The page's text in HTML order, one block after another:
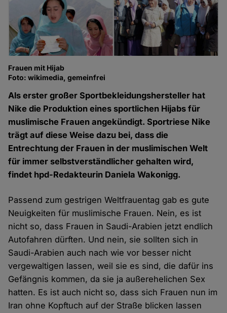
Frauen mit Hijab
Foto: wikimedia, gemeinfrei
Als erster großer Sportbekleidungshersteller hat
Nike die Produktion eines sportlichen Hijabs für
muslimische Frauen angekündigt. Sportriese Nike
trägt auf diese Weise dazu bei, dass die
Entrechtung der Frauen in der muslimischen Welt
für immer selbstverständlicher gehalten wird,
findet hpd-Redakteurin Daniela Wakonigg.
Passend zum gestrigen Weltfrauentag gab es gute
Neuigkeiten für muslimische Frauen. Nein, es ist
nicht so, dass Frauen in Saudi-Arabien jetzt endlich
Autofahren dürften. Und nein, sie sollten sich in
Saudi-Arabien auch nach wie vor besser nicht
vergewaltigen lassen, weil sie es sind, die dafür ins
Gefängnis kommen, da sie ja außerehelichen Sex
hatten. Es ist auch nicht so, dass sich Frauen nun im
Iran ohne Kopftuch auf der Straße blicken lassen